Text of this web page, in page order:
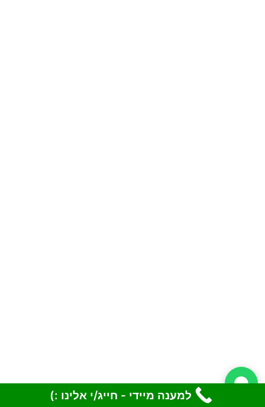
למענה מיידי - חייג/י אלינו :)